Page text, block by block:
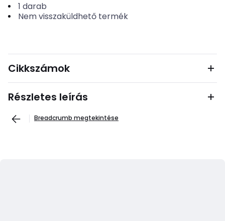
1 darab
Nem visszaküldhető termék
Cikkszámok
Részletes leírás
Breadcrumb megtekintése